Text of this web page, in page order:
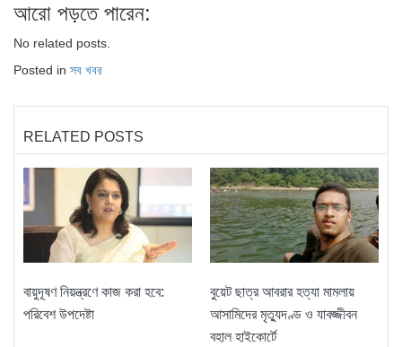
আরো পড়তে পারেন:
No related posts.
Posted in সব খবর
RELATED POSTS
বায়ুদূষণ নিয়ন্ত্রণে কাজ করা হবে:
পরিবেশ উপদেষ্টা
বুয়েট ছাত্র আবরার হত্যা মামলায়
আসামিদের মৃত্যুদণ্ড ও যাবজ্জীবন
বহাল হাইকোর্টে